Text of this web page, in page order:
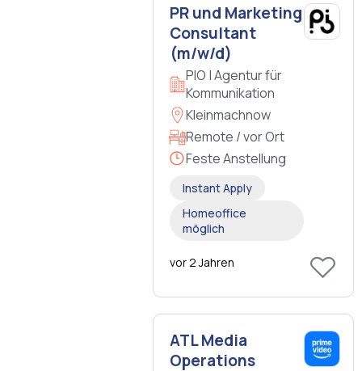
PR und Marketing
Consultant
(m/w/d)
PIO | Agentur für
Kommunikation
Kleinmachnow
Remote / vor Ort
Feste Anstellung
Instant Apply
Homeoffice
möglich
vor 2 Jahren
ATL Media
Operations